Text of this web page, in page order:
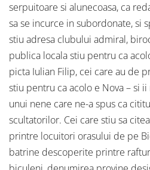
serpuitoare si alunecoasa, ca
sa se incurce in subordonate, si
stiu adresa clubului admiral,
publica locala stiu pentru ca
picta Iulian Filip, cei care au de
stiu pentru ca acolo e Nova – si
unui nene care ne-a spus ca
scultatorilor. Cei care stiu sa
printre locuitori orasului de pe
batrine descoperite printre